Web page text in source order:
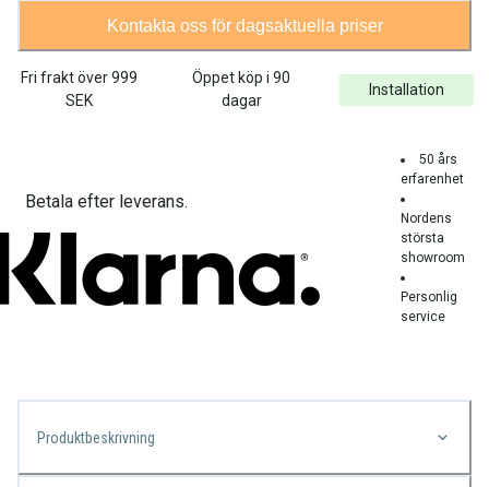
Kontakta oss för dagsaktuella priser
Fri frakt över999
SEK
Öppet köp i 90
dagar
Installation
Betala efter leverans.
50 års
erfarenhet
Nordens
största
showroom
Personlig
service
Produktbeskrivning